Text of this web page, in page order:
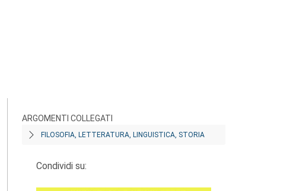
ARGOMENTI COLLEGATI
FILOSOFIA, LETTERATURA, LINGUISTICA, STORIA
Condividi su: